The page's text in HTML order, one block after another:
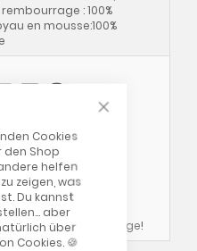
Cookies
den Shop
helfen
zeigen, was
Du kannst
aber
über
Cookies. 🍪
: 100%
en mousse:100%
consulter nos
conseils de lavage!